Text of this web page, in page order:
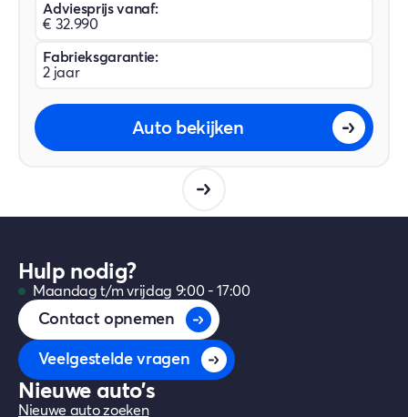
Adviesprijs vanaf:
€ 32.990
Fabrieksgarantie:
2 jaar
Auto bekijken
Hulp nodig?
Maandag t/m vrijdag 9:00 - 17:00
Contact opnemen
Veelgestelde vragen
Nieuwe auto's
Nieuwe auto zoeken